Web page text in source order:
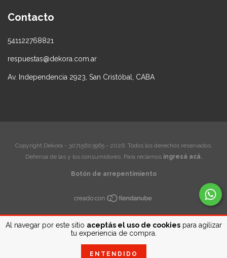
Al navegar por este sitio aceptás el uso de cookiespara agilizar
tu experiencia de compra.
ENTENDIDO
Contacto
541122768821
respuestas@dekora.com.ar
Av. Independencia 2923, San Cristóbal, CABA
Copyright Dekora - 30715603965 - 2026. Todos los derechos reservados.
Defensa de las y los consumidores. Para reclamos ingresá acá.
Botón de arrepentimiento